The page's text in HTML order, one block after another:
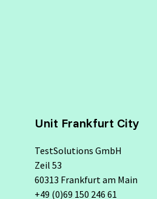
Unit Frankfurt City
TestSolutions GmbH
Zeil 53
60313 Frankfurt am Main
+49 (0)69 150 246 61